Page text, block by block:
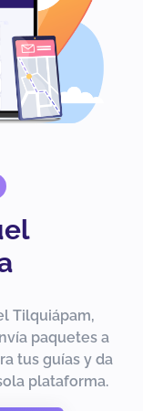
Tilquiápam,
paquetes a
tus guías y da
plataforma.